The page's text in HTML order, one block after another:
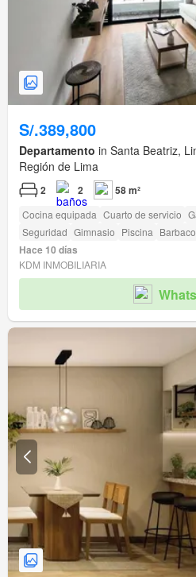
S/.389,800
Departamento in Santa Beatriz,
Región de Lima
2 2 58 m²
Cocina equipada Cuarto de servicio
Seguridad Gimnasio Piscina
Hace 10 días
KDM INMOBILIARIA